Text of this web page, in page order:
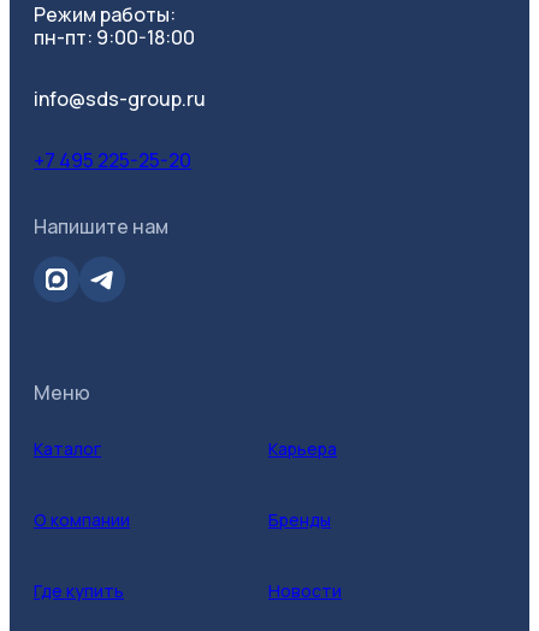
Режим работы:
пн-пт: 9:00-18:00
info@sds-group.ru
+7 495 225-25-20
Напишите нам
Меню
Каталог Карьера
О компании Бренды
Где купить Новости